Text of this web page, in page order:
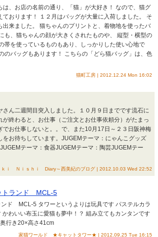
は、お店の名前の通り、「猫」が大好き！ なので、猫グ
ております！ １２月はバッグが大量に入荷しました。 そ
出来ました。 猫ちゃんのプリントと、着物地を使ったバ
も、猫ちゃんの顔が大きくされたものや、 縦型・横型の
帯を使っているものもあり、しっかりした使い心地で
のバッグもあります！ こちらの「どら猫バッグ」は、色
猫町工房 | 2012.12.24 Mon 16:02
さん二週間目突入しました。１０月９日までです流石に
が終わると、お仕事（ご注文とお仕事依頼分）がたまっ
でお仕事しないと。。で、また10月17日～２３日阪神梅
をお待ちしています。JUGEMテーマ：にゃんこグッズ
テーマ：食器JUGEMテーマ：陶芸JUGEMテー
ｋｉ Ｎｉｓｈｉ Diary～西美紀のブログ | 2012.10.03 Wed 22:52
トランド MCL-5
ド MCL-5 タワーというよりは玩具です パステルカラ
わいい布玉に愛猫も夢中！？ 組み立てもカンタンです
行き20×高さ41cm
家猫ワールド ★キャットタワー★ | 2012.09.25 Tue 16:15